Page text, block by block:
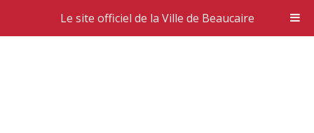
Le site officiel de la Ville de Beaucaire